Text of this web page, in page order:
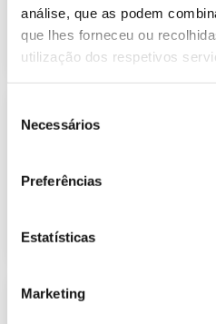
análise, que as podem
que lhes forneceu ou
utilização dos respetivos
Necessários
Preferências
Estatísticas
Marketing
2021-02-26 Eletricidade
Elétrica de